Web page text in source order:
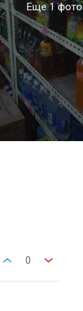
Еще 1 фото
0